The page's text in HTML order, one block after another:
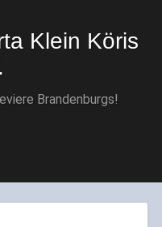
Klein Köris
Brandenburgs!